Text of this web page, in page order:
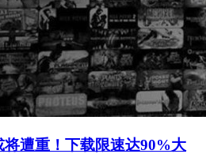
将遭重！下载限速达90%大